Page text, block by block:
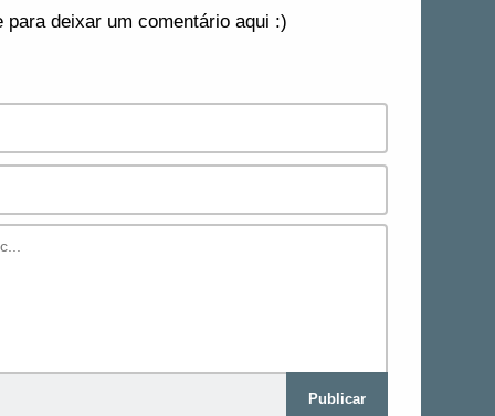
deixar um comentário aqui :)
Publicar